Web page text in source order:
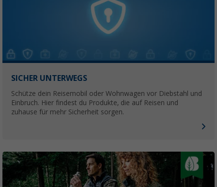
SICHER UNTERWEGS
Schütze dein Reisemobil oder Wohnwagen vor Diebstahl und
Einbruch. Hier findest du Produkte, die auf Reisen und
zuhause für mehr Sicherheit sorgen.